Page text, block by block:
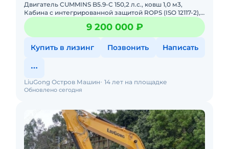
Двигатель CUMMINS B5.9-C 150,2 л.с., ковш 1,0 м3,
Кабина с интегрированной защитой ROPS (ISO 12117-2),
сигнал движения, проблесковый маячок,
обогреватель, конди9 200 000 ₽
Купить в лизинг Позвонить Написать
Обновлено сегодня
LiuGong Остров Машин 14 лет на площадке